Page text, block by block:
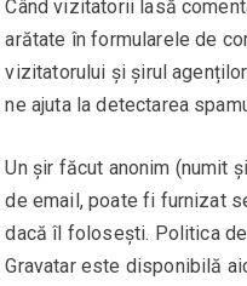
Când vizitatorii lasă
arătate în formularele de
vizitatorului și șirul
ne ajuta la detectarea
Un șir făcut anonim (numit
de email, poate fi furnizat
dacă îl folosești. Politica
Gravatar este disponibilă